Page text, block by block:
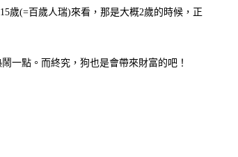
歲(=百歲人瑞)來看，那是大概2歲的時候，正
一點。而終究，狗也是會帶來財富的吧！